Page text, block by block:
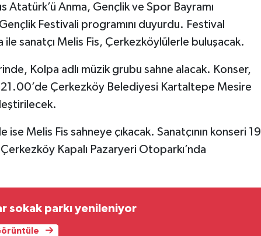
Atatürk’ü Anma, Gençlik ve Spor Bayramı
Festivali programını duyurdu. Festival
ile sanatçı Melis Fis, Çerkezköylülerle buluşacak.
Kolpa adlı müzik grubu sahne alacak. Konser,
21.00’de Çerkezköy Belediyesi Kartaltepe Mesire
ise Melis Fis sahneye çıkacak. Sanatçının konseri 19
Kapalı Pazaryeri Otoparkı’nda
sokak parkı yenileniyor